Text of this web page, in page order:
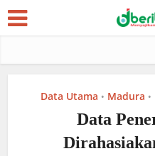
Data Utama • Madura •
Data